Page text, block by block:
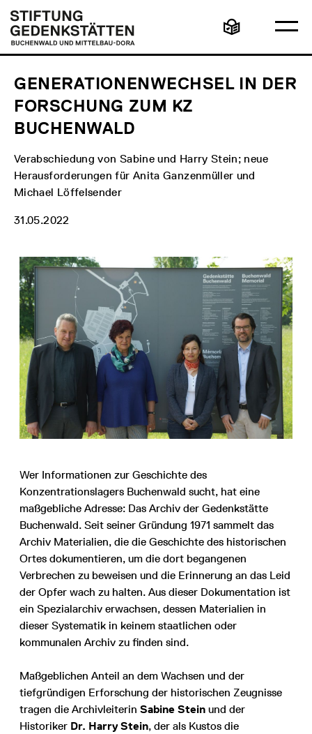
zum
Inhalt
Stiftung
Gedenkstätten
Buchenwald
und
Mittelbau-
Leichte
Sprache
GENERATIONENWECHSEL IN DER
FORSCHUNG ZUM KZ
BUCHENWALD
Verabschiedung von Sabine und Harry Stein; neue
Herausforderungen für Anita Ganzenmüller und
Michael Löffelsender
31.05.2022
Wer Informationen zur Geschichte des
Konzentrationslagers Buchenwald sucht, hat eine
maßgebliche Adresse: Das Archiv der Gedenkstätte
Buchenwald. Seit seiner Gründung 1971 sammelt das
Archiv Materialien, die die Geschichte des historischen
Ortes dokumentieren, um die dort begangenen
Verbrechen zu beweisen und die Erinnerung an das Leid
der Opfer wach zu halten. Aus dieser Dokumentation ist
ein Spezialarchiv erwachsen, dessen Materialien in
dieser Systematik in keinem staatlichen oder
kommunalen Archiv zu finden sind.
Maßgeblichen Anteil an dem Wachsen und der
tiefgründigen Erforschung der historischen Zeugnisse
tragen die Archivleiterin Sabine Stein und der
Historiker Dr. Harry Stein, der als Kustos die